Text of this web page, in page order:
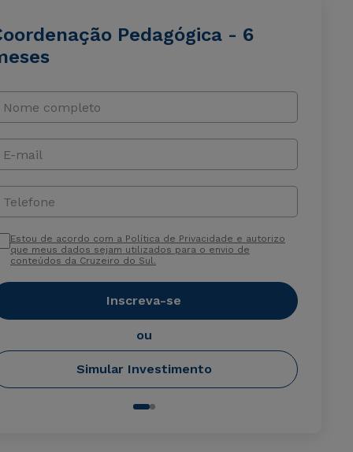
Pedagógica - 6
Nome completo
E-mail
Telefone
Estou de acordo com a Política de Privacidade e autorizo
que meus dados sejam utilizados para o envio de
conteúdos da Cruzeiro do Sul.
Inscreva-se
ou
Simular Investimento